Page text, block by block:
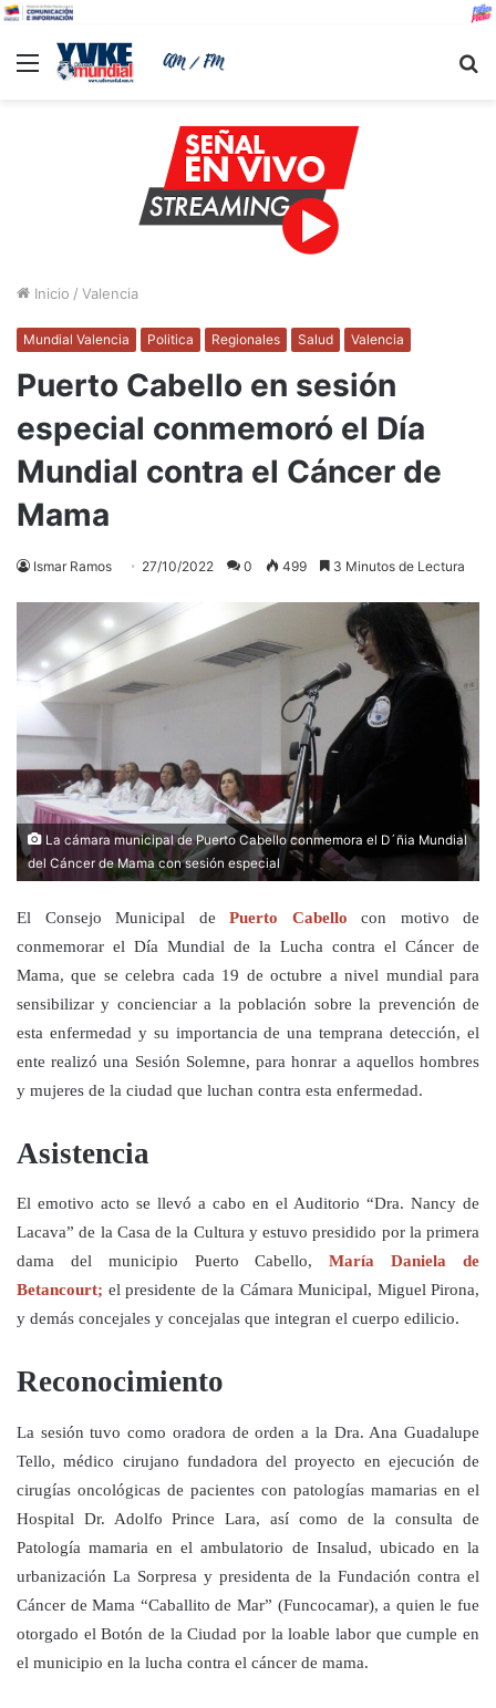
Menu
Inicio / Valencia
Mundial Valencia Politica Regionales Salud Valencia
Puerto Cabello en sesión
especial conmemoró el Día
Mundial contra el Cáncer de
Mama
Ismar Ramos 27/10/2022 0 499 3 Minutos de Lectura
La cámara municipal de Puerto Cabello conmemora el D´ñia Mundial
del Cáncer de Mama con sesión especial
El Consejo Municipal de Puerto Cabello con motivo de
conmemorar el Día Mundial de la Lucha contra el Cáncer de
Mama, que se celebra cada 19 de octubre a nivel mundial para
sensibilizar y concienciar a la población sobre la prevención de
esta enfermedad y su importancia de una temprana detección, el
ente realizó una Sesión Solemne, para honrar a aquellos hombres
y mujeres de la ciudad que luchan contra esta enfermedad.
Asistencia
El emotivo acto se llevó a cabo en el Auditorio “Dra. Nancy de
Lacava” de la Casa de la Cultura y estuvo presidido por la primera
dama del municipio Puerto Cabello,María Daniela de
Betancourt; el presidente de la Cámara Municipal, Miguel Pirona,
y demás concejales y concejalas que integran el cuerpo edilicio.
Reconocimiento
La sesión tuvo como oradora de orden a la Dra. Ana Guadalupe
Tello, médico cirujano fundadora del proyecto en ejecución de
cirugías oncológicas de pacientes con patologías mamarias en el
Hospital Dr. Adolfo Prince Lara, así como de la consulta de
Patología mamaria en el ambulatorio de Insalud, ubicado en la
urbanización La Sorpresa y presidenta de la Fundación contra el
Cáncer de Mama “Caballito de Mar” (Funcocamar), a quien le fue
otorgado el Botón de la Ciudad por la loable labor que cumple en
el municipio en la lucha contra el cáncer de mama.